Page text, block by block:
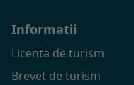
Informatii
Licenta de turism
Brevet de turism